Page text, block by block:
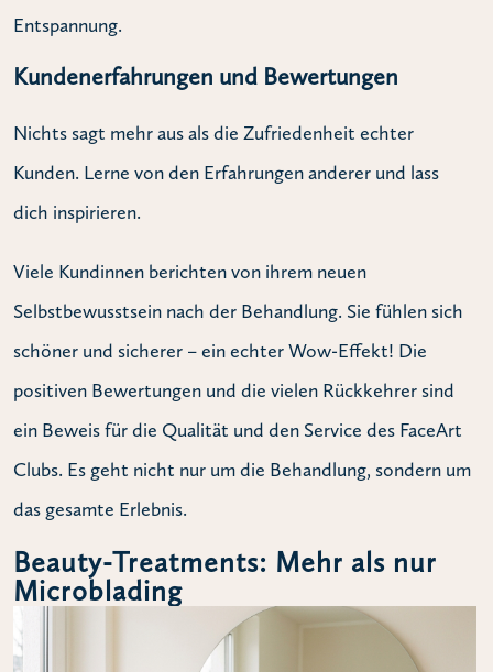
Entspannung.
Kundenerfahrungen und Bewertungen
Nichts sagt mehr aus als die Zufriedenheit echter
Kunden. Lerne von den Erfahrungen anderer und lass
dich inspirieren.
Viele Kundinnen berichten von ihrem neuen
Selbstbewusstsein nach der Behandlung. Sie fühlen sich
schöner und sicherer – ein echter Wow-Effekt! Die
positiven Bewertungen und die vielen Rückkehrer sind
ein Beweis für die Qualität und den Service des FaceArt
Clubs. Es geht nicht nur um die Behandlung, sondern um
das gesamte Erlebnis.
Beauty-Treatments: Mehr als nur
Microblading